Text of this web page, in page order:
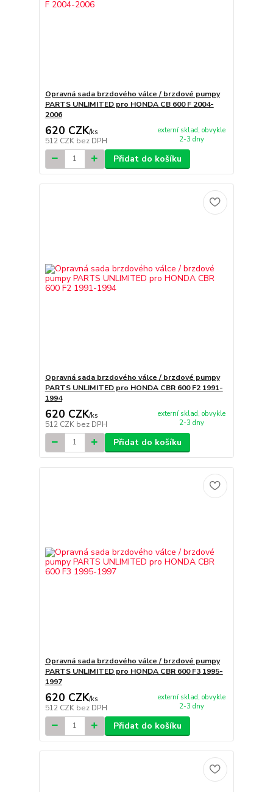
Opravná sada brzdového válce / brzdové pumpy
PARTS UNLIMITED pro HONDA CB 600 F 2004-
2006
620 CZK/ks
512 CZK bez DPH
externí sklad, obvykle
2-3 dny
Přidat do košíku
Opravná sada brzdového válce / brzdové pumpy
PARTS UNLIMITED pro HONDA CBR 600 F2 1991-
1994
620 CZK/ks
512 CZK bez DPH
externí sklad, obvykle
2-3 dny
Přidat do košíku
Opravná sada brzdového válce / brzdové pumpy
PARTS UNLIMITED pro HONDA CBR 600 F3 1995-
1997
620 CZK/ks
512 CZK bez DPH
externí sklad, obvykle
2-3 dny
Přidat do košíku